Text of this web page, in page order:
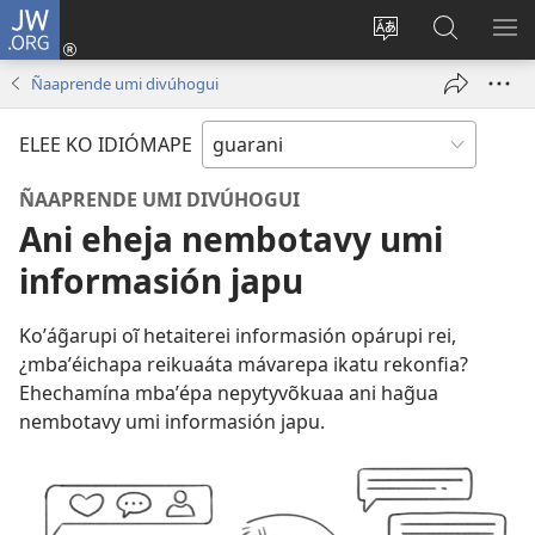
JW.ORG
Ekambia
idiómape
Emoñepyrũ
ne
una
Eheka
JW.ORG
Ñaaprende umi divúhogui
ELEE KO IDIÓMAPE
ÑAAPRENDE UMI DIVÚHOGUI
Ani eheja nembotavy umi
informasión japu
Koʼág̃arupi oĩ hetaiterei informasión opárupi rei,
¿mbaʼéichapa reikuaáta mávarepa ikatu rekonfia?
Ehechamína mbaʼépa nepytyvõkuaa ani hag̃ua
nembotavy umi informasión japu.